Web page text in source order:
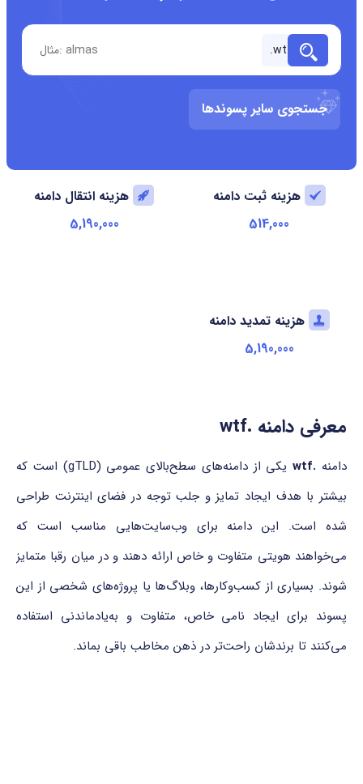
جستجوی سایر پسوندها
هزینه ثبت دامنه
514,000
هزینه انتقال دامنه
5,190,000
هزینه تمدید دامنه
5,190,000
معرفی دامنه .wtf
دامنه .wtf
یکی از دامنه‌های سطح‌بالای عمومی (gTLD) است که
بیشتر با هدف ایجاد تمایز و جلب توجه در فضای اینترنت طراحی
شده است. این دامنه برای وب‌سایت‌هایی مناسب است که
می‌خواهند هویتی متفاوت و خاص ارائه دهند و در میان رقبا متمایز
شوند. بسیاری از کسب‌وکارها، وبلاگ‌ها یا پروژه‌های شخصی از این
پسوند برای ایجاد نامی خاص، متفاوت و به‌یادماندنی استفاده
می‌کنند تا برندشان راحت‌تر در ذهن مخاطب باقی بماند.